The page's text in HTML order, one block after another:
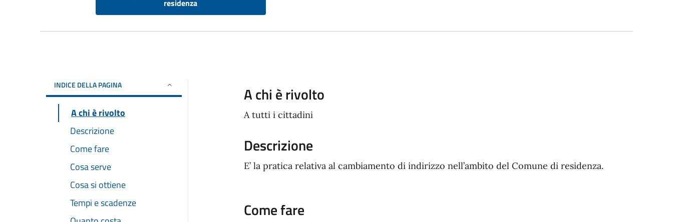
residenza
INDICE DELLA PAGINA
A chi è rivolto
Descrizione
Come fare
Cosa serve
Cosa si ottiene
Tempi e scadenze
A chi è rivolto
A tutti i cittadini
Descrizione
E’ la pratica relativa al cambiamento di indirizzo nell’ambito del Comune di residenza.
Come fare